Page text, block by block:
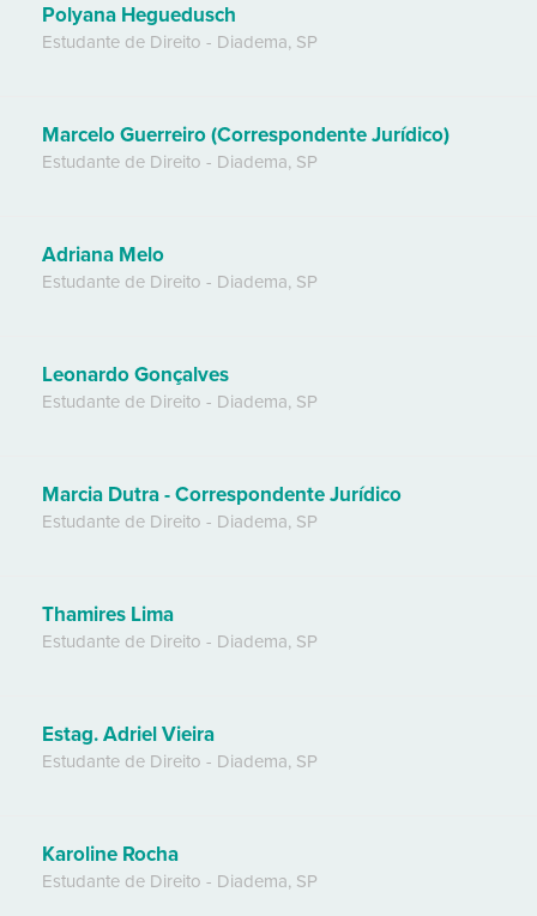
Polyana Heguedusch
Estudante de Direito - Diadema, SP
Marcelo Guerreiro (Correspondente Jurídico)
Estudante de Direito - Diadema, SP
Adriana Melo
Estudante de Direito - Diadema, SP
Leonardo Gonçalves
Estudante de Direito - Diadema, SP
Marcia Dutra - Correspondente Jurídico
Estudante de Direito - Diadema, SP
Thamires Lima
Estudante de Direito - Diadema, SP
Estag. Adriel Vieira
Estudante de Direito - Diadema, SP
Karoline Rocha
Estudante de Direito - Diadema, SP